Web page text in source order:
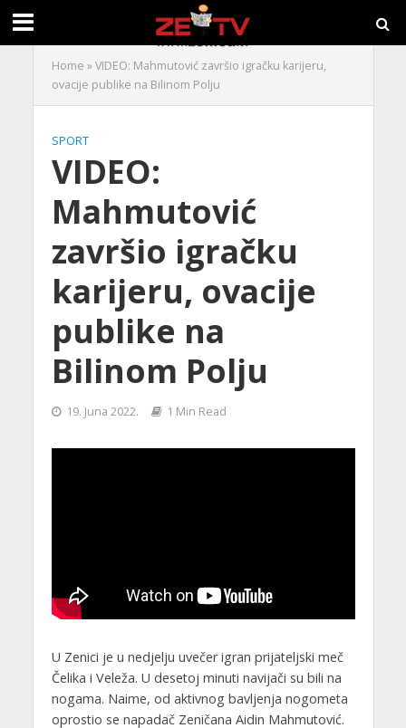
Home »VIDEO: Mahmutović završio igračku karijeru,
ovacije publike na Bilinom Polju
SPORT
VIDEO:
Mahmutović
završio igračku
karijeru, ovacije
publike na
Bilinom Polju
19. Juna 2022. 1 Min Read
U Zenici je u nedjelju uvečer igran prijateljski meč
Čelika i Veleža. U desetoj minuti navijači su bili na
nogama. Naime, od aktivnog bavljenja nogometa
oprostio se napadač Zeničana Aidin Mahmutović.